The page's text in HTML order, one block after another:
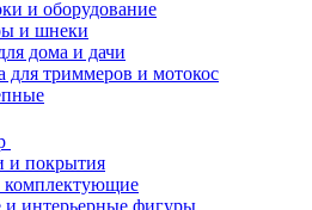
и оборудование
и шнеки
дома и дачи
для триммеров и мотокос
и покрытия
и интерьерные фигуры